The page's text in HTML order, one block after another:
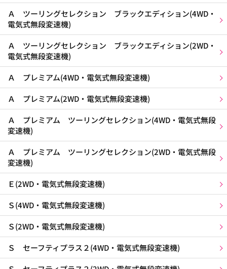
Ａ ツーリングセレクション ブラックエディション(4WD・
電気式無段変速機)
Ａ ツーリングセレクション ブラックエディション(2WD・
電気式無段変速機)
Ａ プレミアム(4WD・電気式無段変速機)
Ａ プレミアム(2WD・電気式無段変速機)
Ａ プレミアム ツーリングセレクション(4WD・電気式無段
変速機)
Ａ プレミアム ツーリングセレクション(2WD・電気式無段
変速機)
Ｅ(2WD・電気式無段変速機)
Ｓ(4WD・電気式無段変速機)
Ｓ(2WD・電気式無段変速機)
Ｓ セーフティプラス２(4WD・電気式無段変速機)